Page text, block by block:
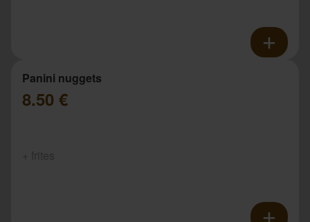
Panini nuggets
8.50 €